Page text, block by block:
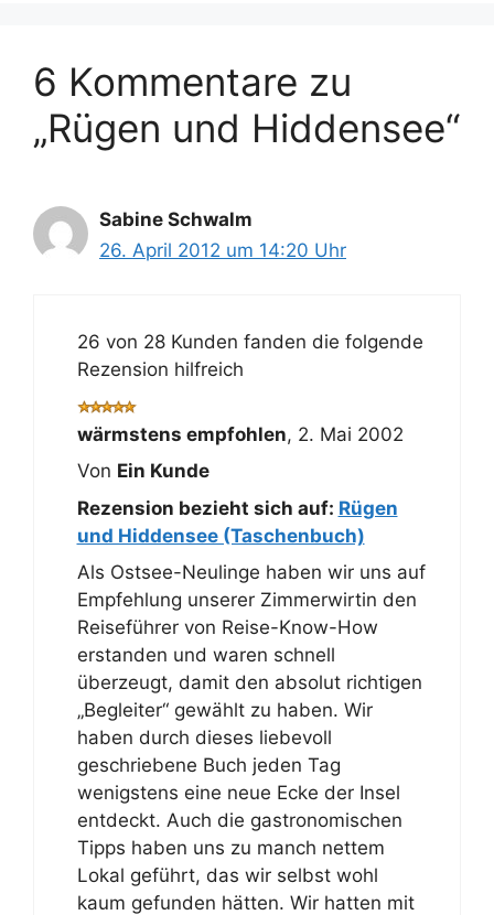
6 Kommentare zu
„Rügen und Hiddensee“
Sabine Schwalm
26. April 2012 um 14:20 Uhr
26 von 28 Kunden fanden die folgende
Rezension hilfreich
wärmstens empfohlen, 2. Mai 2002
Von Ein Kunde
Rezension bezieht sich auf: Rügen
und Hiddensee (Taschenbuch)
Als Ostsee-Neulinge haben wir uns auf
Empfehlung unserer Zimmerwirtin den
Reiseführer von Reise-Know-How
erstanden und waren schnell
überzeugt, damit den absolut richtigen
„Begleiter“ gewählt zu haben. Wir
haben durch dieses liebevoll
geschriebene Buch jeden Tag
wenigstens eine neue Ecke der Insel
entdeckt. Auch die gastronomischen
Tipps haben uns zu manch nettem
Lokal geführt, das wir selbst wohl
kaum gefunden hätten. Wir hatten mit